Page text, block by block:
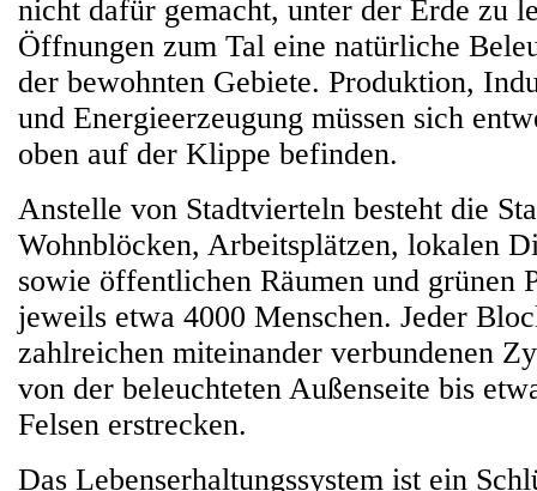
nicht dafür gemacht, unter der Erde zu
Öffnungen zum Tal eine natürliche
der bewohnten Gebiete. Produktion,
und Energieerzeugung müssen sich
oben auf der Klippe befinden.
Anstelle von Stadtvierteln besteht die
Wohnblöcken, Arbeitsplätzen, lokalen
sowie öffentlichen Räumen und grünen
jeweils etwa 4000 Menschen. Jeder
zahlreichen miteinander verbundenen
von der beleuchteten Außenseite bis
Felsen erstrecken.
Das Lebenserhaltungssystem ist ein